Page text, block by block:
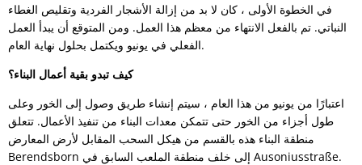
في الخطوة الأولى ، كان لا بد من إزالة الأشجار الفردية وتقليص الغطاء
النباتي. تم بالفعل الانتهاء من معظم هذا العمل. ومن المتوقع أن يبدأ العمل
الفعلي في يونيو ويكتمل بحلول نهاية العام.
كيف تبدو بقية أعمال البناء؟
اعتبارًا من يونيو من هذا العام ، سيتم إنشاء طريق وصول إلى الخور وعلى
طول أجزاء من الخور حتى تتمكن معدات البناء من تنفيذ الأعمال. تتعلق
منطقة البناء هذه بالقسم من هيكل السحب المقابل لأرض المعارض
Berendsborn إلى خلف منطقة الملعب السابق في Ausoniusstraße.